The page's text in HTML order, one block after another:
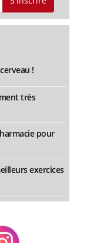
!
très
pour
exercices